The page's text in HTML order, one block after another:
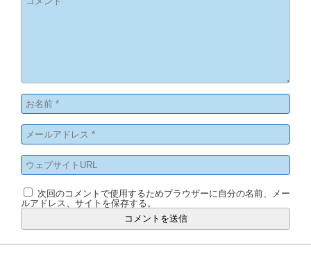
次回のコメントで使用するためブラウザーに自分の名前、メー
ルアドレス、サイトを保存する。